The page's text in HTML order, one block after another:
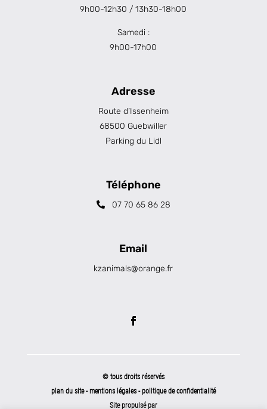
9h00-12h30 / 13h30-18h00
Samedi :
9h00-17h00
Adresse
Route d’Issenheim
68500 Guebwiller
Parking du Lidl
Téléphone
07 70 65 86 28
Email
kzanimals@orange.fr
© tous droits réservés
plan du site-mentions légales -politique de confidentialité
Site propulsé par